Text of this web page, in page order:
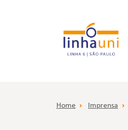
Home Imprensa